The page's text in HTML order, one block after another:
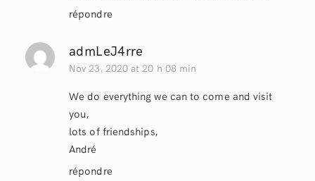
répondre
admLeJ4rre
Nov 23, 2020 at 20 h 08 min
We do everything we can to come and visit
you,
lots of friendships,
André
répondre